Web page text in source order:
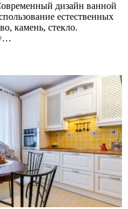
дизайн ванной
естественных
камень, стекло.